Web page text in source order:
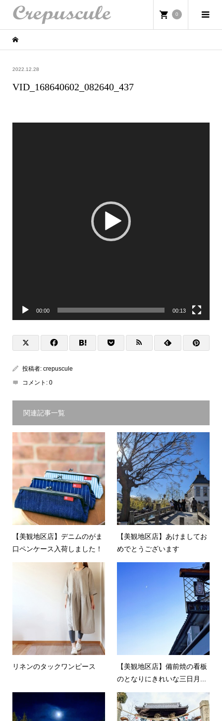
0
2022.12.28
VID_168640602_082640_437
00:00 00:13
投稿者: crepuscule
コメント: 0
関連記事一覧
【美観地区店】デニムのがま
口ペンケース入荷しました！
【美観地区店】あけましてお
めでとうございます
リネンのタックワンピース
【美観地区店】備前焼の看板
のとなりにきれいな三日月...